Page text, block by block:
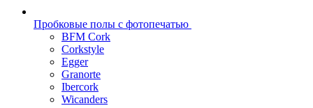
Пробковые полы с фотопечатью
BFM Cork
Corkstyle
Egger
Granorte
Ibercork
Wicanders